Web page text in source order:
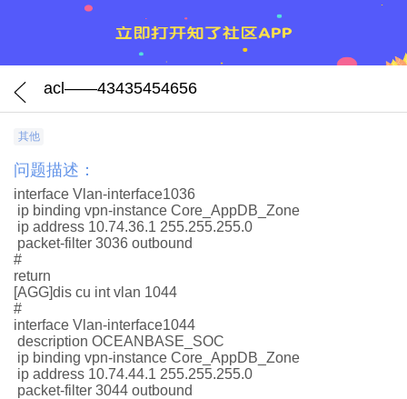
acl——43435454656
其他
问题描述：
interface Vlan-interface1036
ip binding vpn-instance Core_AppDB_Zone
ip address 10.74.36.1 255.255.255.0
packet-filter 3036 outbound
#
return
[AGG]dis cu int vlan 1044
#
interface Vlan-interface1044
description OCEANBASE_SOC
ip binding vpn-instance Core_AppDB_Zone
ip address 10.74.44.1 255.255.255.0
packet-filter 3044 outbound